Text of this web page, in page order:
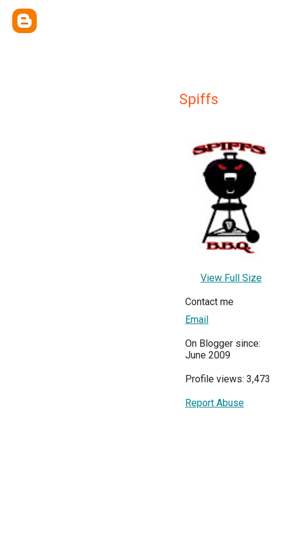
Spiffs
View Full Size
Contact me
Email
On Blogger since:
June 2009
Profile views: 3,473
Report Abuse